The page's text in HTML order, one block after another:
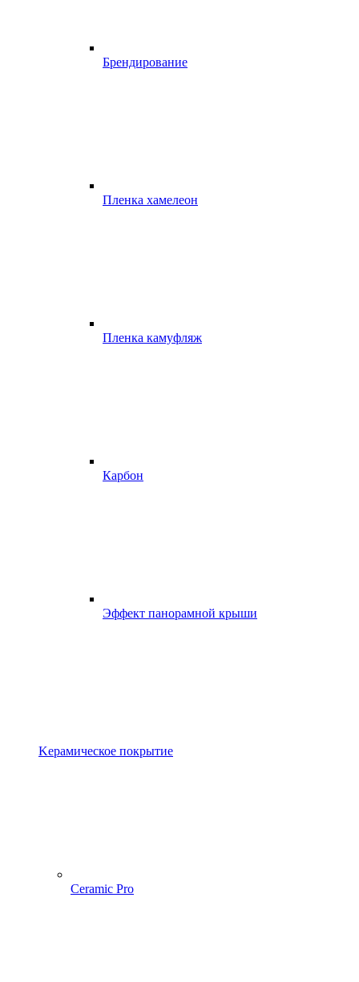
Брендирование
Пленка хамелеон
Пленка камуфляж
Карбон
Эффект панорамной крыши
Kерамическое покрытие
Ceramic Pro